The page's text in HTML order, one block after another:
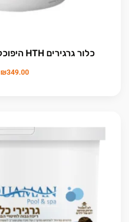
כלור גרגירים HTH היפוכלוריט בריכוז 65%
₪349.00